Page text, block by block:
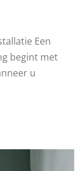
Een
begint met
u